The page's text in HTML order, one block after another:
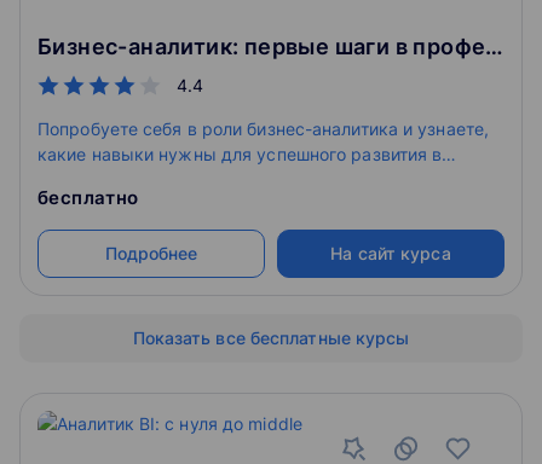
Бизнес-аналитик: первые шаги в профессии
4.4
Попробуете себя в роли бизнес-аналитика и узнаете,
какие навыки нужны для успешного развития в
поймёте, как собирать и анализировать данные — на
примере реальных кейсов.
бесплатно
Подробнее На сайт курса
Показать все бесплатные курсы